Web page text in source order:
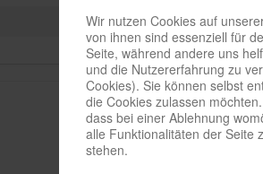
Wir nutzen Cookies auf
von ihnen sind essenziell für
Seite, während andere uns
und die Nutzererfahrung zu
Cookies). Sie können selbst
die Cookies zulassen
dass bei einer Ablehnung
alle Funktionalitäten der Seite
stehen.